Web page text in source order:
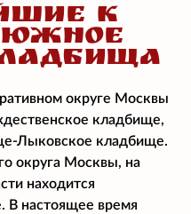
К
ЮЖНОЕ
округе Москвы
кладбище,
Лыковское кладбище.
округа Москвы, на
находится
В настоящее время